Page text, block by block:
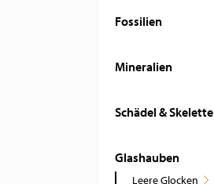
Fossilien
Mineralien
Schädel & Skelette
Glashauben
Leere Glocken